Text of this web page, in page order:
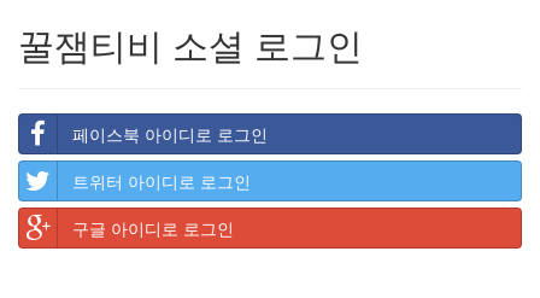
꿀잼티비 소셜 로그인
페이스북 아이디로 로그인
트위터 아이디로 로그인
구글 아이디로 로그인